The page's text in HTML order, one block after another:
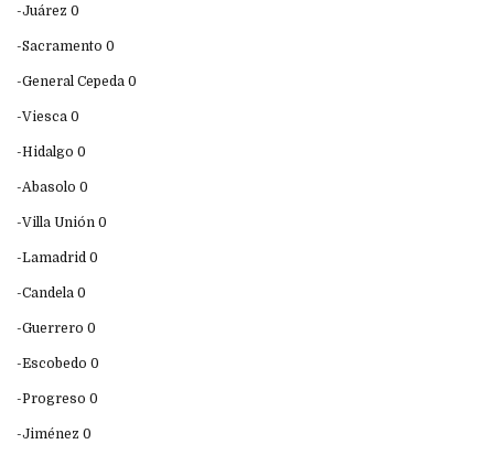
-Juárez 0
-Sacramento 0
-General Cepeda 0
-Viesca 0
-Hidalgo 0
-Abasolo 0
-Villa Unión 0
-Lamadrid 0
-Candela 0
-Guerrero 0
-Escobedo 0
-Progreso 0
-Jiménez 0